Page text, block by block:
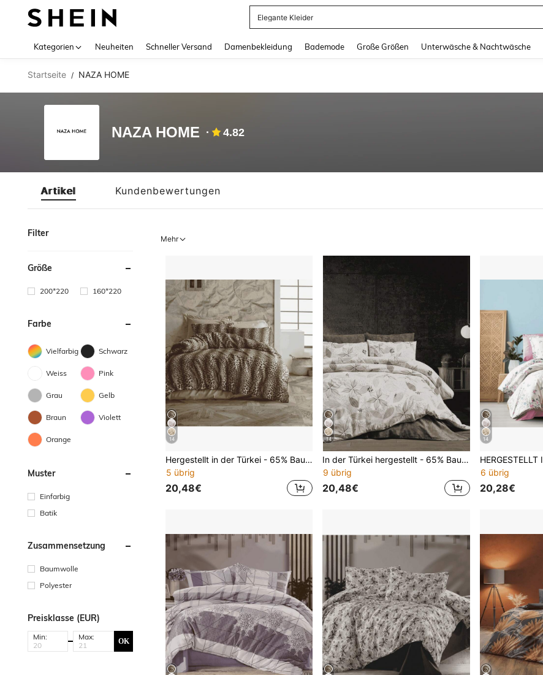
Elegante Kleider
Kategorien Neuheiten Schneller Versand Damenbekleidung Bademode Große Größen Unterwäsche & Nachtwäsche
Startseite / NAZA HOME
NAZA HOME 4.82
Artikel Kundenbewertungen
Filter
Größe
200*220 160*220
Farbe
Vielfarbig Schwarz
Weiss Pink
Grau Gelb
Braun Violett
Orange
Muster
Einfarbig
Batik
Zusammensetzung
Baumwolle
Polyester
Preisklasse (EUR)
Min: Max: OK
Mehr
14
Hergestellt in der Türkei - 65% Baumwoll-Bettwäsche-Set mit Kissenbezügen - Größen 160x220 und 200x220 - Elegant, atmungsaktiv & langanhaltend
5 übrig
20,48€
14
In der Türkei hergestellt - 65% Baumwolle Bettwäsche-Set mit Kissenbezügen - Größen 160x220 und 200x220 - elegant, atmungsaktiv & langanhaltend
9 übrig
20,48€
14
6 übrig
20,28€